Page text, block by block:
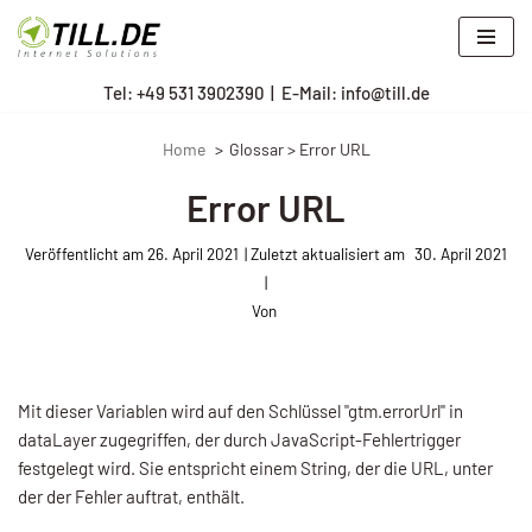
Zum
Tel: +49 531 3902390| E-Mail: info@till.de
Home Glossar > Error URL
Error URL
Veröffentlicht am26. April 2021 30. April 2021
Von
Mit dieser Variablen wird auf den Schlüssel "gtm.errorUrl" in
dataLayer zugegriffen, der durch JavaScript-Fehlertrigger
festgelegt wird. Sie entspricht einem String, der die URL, unter
der der Fehler auftrat, enthält.